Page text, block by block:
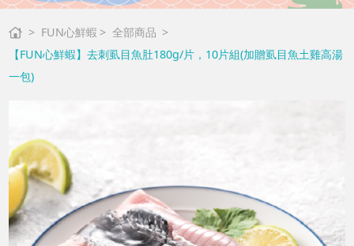
FUN心鮮蝦
全部商品
【FUN心鮮蝦】去刺虱目魚肚180g/片，10片組(加贈虱目魚土雞高湯
一包)